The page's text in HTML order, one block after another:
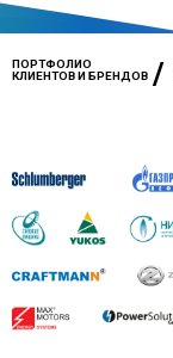
ПОРТФОЛИО
КЛИЕНТОВ И БРЕНДОВ/